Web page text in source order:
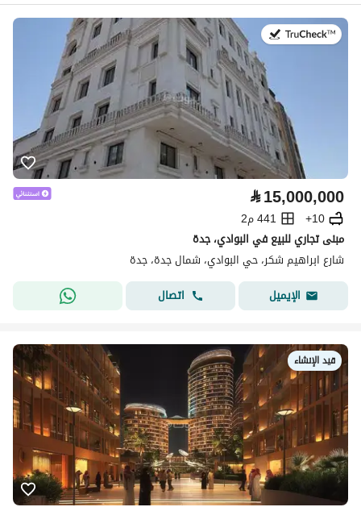
في:20 يوليو 2026
⃁15,000,000
10+
441 م2
مبنى تجاري للبيع في البوادي، جدة
شارع ابراهيم شكر، حي البوادي، شمال جدة، جدة
الإيميل
اتصال
قيد الإنشاء